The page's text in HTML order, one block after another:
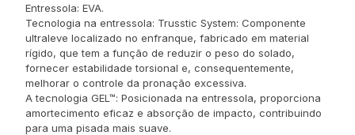
Entressola: EVA.
Tecnologia na entressola: Trusstic System: Componente
ultraleve localizado no enfranque, fabricado em material
rígido, que tem a função de reduzir o peso do solado,
fornecer estabilidade torsional e, consequentemente,
melhorar o controle da pronação excessiva.
A tecnologia GEL™: Posicionada na entressola, proporciona
amortecimento eficaz e absorção de impacto, contribuindo
para uma pisada mais suave.